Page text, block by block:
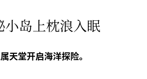
小岛上枕浪入眠
天堂开启海洋探险。